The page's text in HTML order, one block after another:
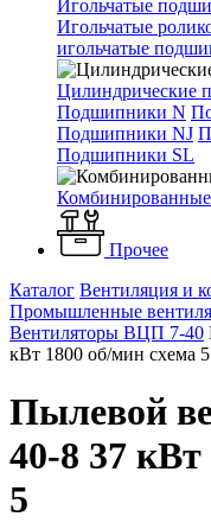
Игольчатые
Игольчатые
игольчатые
Цилиндрические
Подшипники N
Подшипники NJ
Подшипники SL
Прочее
Каталог Вентиляция и
Промышленные
Вентиляторы ВЦП 7-40
кВт 1800 об/мин схема 5
Пылевой
40-8 37
5